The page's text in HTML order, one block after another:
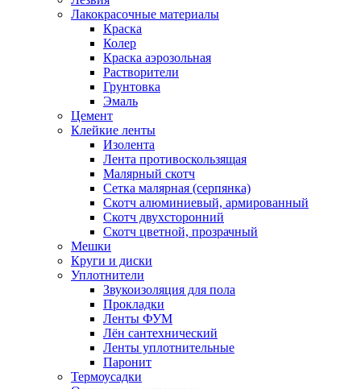
Лакокрасочные материалы
Краска
Колер
Краска аэрозольная
Растворители
Грунтовка
Эмаль
Цемент
Клейкие ленты
Изолента
Лента противоскользящая
Малярный скотч
Сетка малярная (серпянка)
Скотч алюминиевый, армированный
Скотч двухсторонний
Скотч цветной, прозрачный
Мешки
Круги и диски
Уплотнители
Звукоизоляция для пола
Прокладки
Ленты ФУМ
Лён сантехнический
Ленты уплотнительные
Паронит
Термоусадки